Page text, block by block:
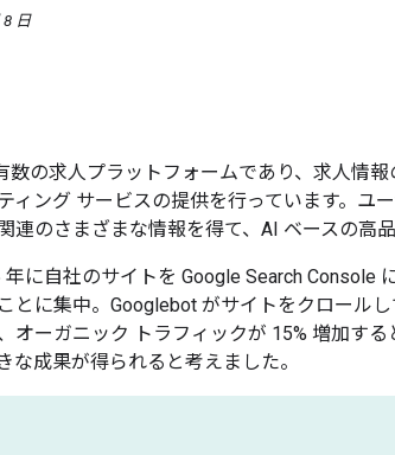
8 日
数の求人プラットフォームであり、求人情
ィング サービスの提供を行っています。ユ
連のさまざまな情報を得て、AI ベースの高
年に自社のサイトを Google Search
とに集中。Googlebot がサイトをクロール
オーガニック トラフィックが 15% 増加す
な成果が得られると考えました。